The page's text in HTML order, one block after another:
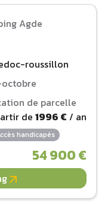
roussillon
de parcelle
de 1996 € / an
handicapés
54 900 €